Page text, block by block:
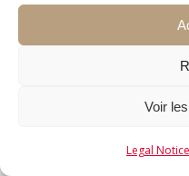
Voir
Legal Notice
all rights reserved -